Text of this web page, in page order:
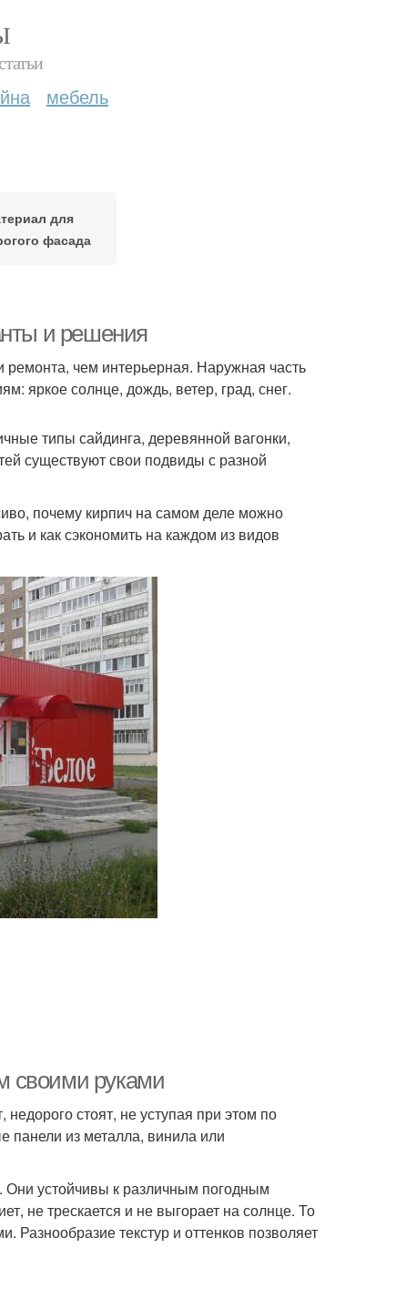
мебель
для
фасада
и решения
чем интерьерная. Наружная часть
яркое солнце, дождь, ветер, град, снег.
типы сайдинга, деревянной вагонки,
существуют свои подвиды с разной
почему кирпич на самом деле можно
и как сэкономить на каждом из видов
своими руками
стоят, не уступая при этом по
панели из металла, винила или
Они устойчивы к различным погодным
не трескается и не выгорает на солнце. То
Разнообразие текстур и оттенков позволяет